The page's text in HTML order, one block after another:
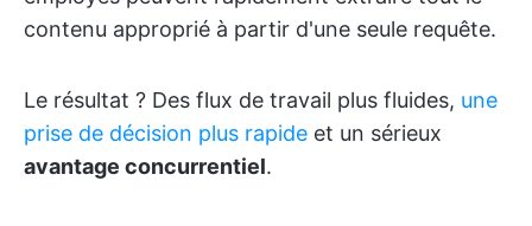
contenu approprié à partir d'une seule requête.
Le résultat ? Des flux de travail plus fluides, une
prise de décision plus rapide et un sérieux
avantage concurrentiel.